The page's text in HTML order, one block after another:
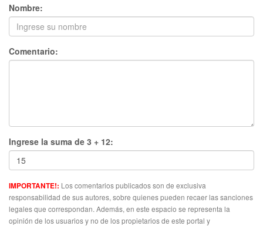
Nombre:
Comentario:
Ingrese la suma de 3 + 12:
IMPORTANTE!: Los comentarios publicados son de exclusiva
responsabilidad de sus autores, sobre quienes pueden recaer las sanciones
legales que correspondan. Además, en este espacio se representa la
opinión de los usuarios y no de los propietarios de este portal y